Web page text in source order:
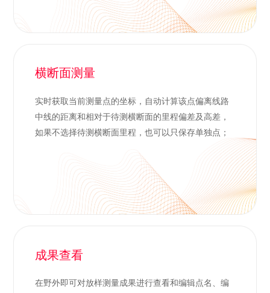
横断面测量
实时获取当前测量点的坐标，自动计算该点偏离线路
中线的距离和相对于待测横断面的里程偏差及高差，
如果不选择待测横断面里程，也可以只保存单独点；
成果查看
在野外即可对放样测量成果进行查看和编辑点名、编